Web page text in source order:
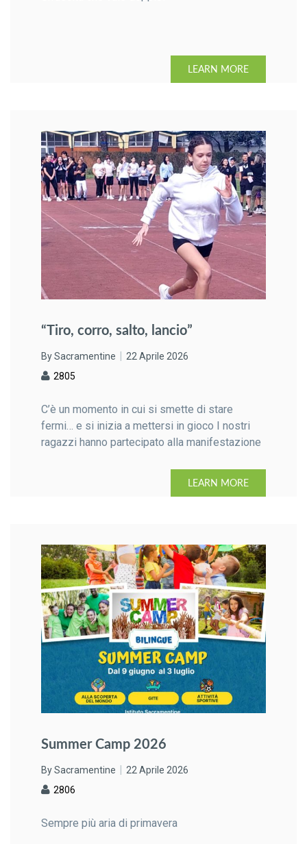
LEARN MORE
“Tiro, corro, salto, lancio”
By Sacramentine
22 Aprile 2026
2805
C’è un momento in cui si smette di stare
fermi… e si inizia a mettersi in gioco I nostri
ragazzi hanno partecipato alla manifestazione
LEARN MORE
Summer Camp 2026
By Sacramentine
22 Aprile 2026
2806
Sempre più aria di primavera